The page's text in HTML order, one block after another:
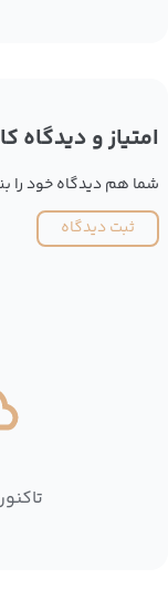
امتیاز و دیدگاه
شما هم دیدگاه خود را
ثبت دیدگاه